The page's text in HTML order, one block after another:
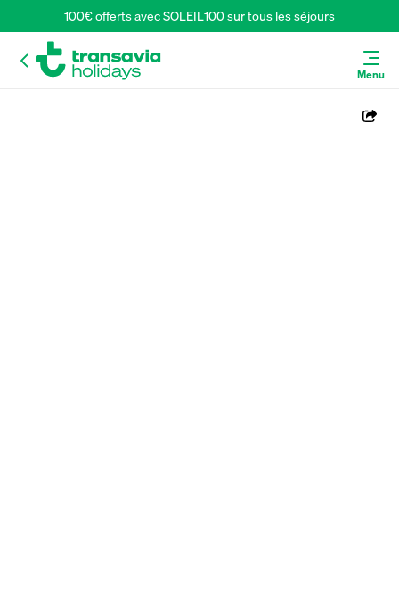
100€ offerts avec SOLEIL100 sur tous les séjours
Menu